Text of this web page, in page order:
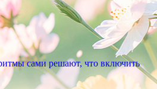
сами решают, что включить